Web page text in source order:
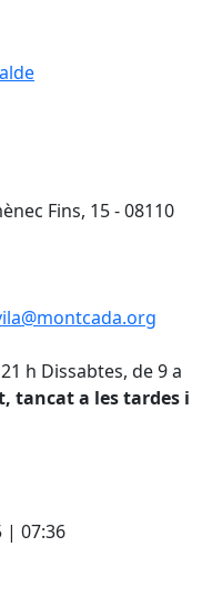
Fins, 15 - 08110
h Dissabtes, de 9 a
tancat a les tardes i
| 07:36